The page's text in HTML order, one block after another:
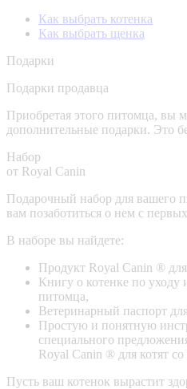
Как выбрать котенка
Как выбрать щенка
Подарки
Подарки продавца
Приобретая этого питомца, вы
дополнительные подарки. Это
Набор
от Royal Canin
Подарочный набор для вашего
вам позаботиться о нем с
В наборе вы найдете:
Продукт Royal Canin ® для
Книгу о котенке по
питомца,
Ветеринарный паспорт
Простую и понятную
специального
Royal Canin ® для котят со
Пусть ваш котенок вырастит